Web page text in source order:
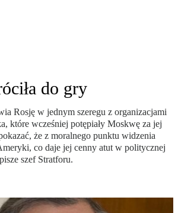
do gry
Rosję w jednym szeregu z organizacjami
które wcześniej potępiały Moskwę za jej
że z moralnego punktu widzenia
co daje jej cenny atut w politycznej
szef Stratforu.